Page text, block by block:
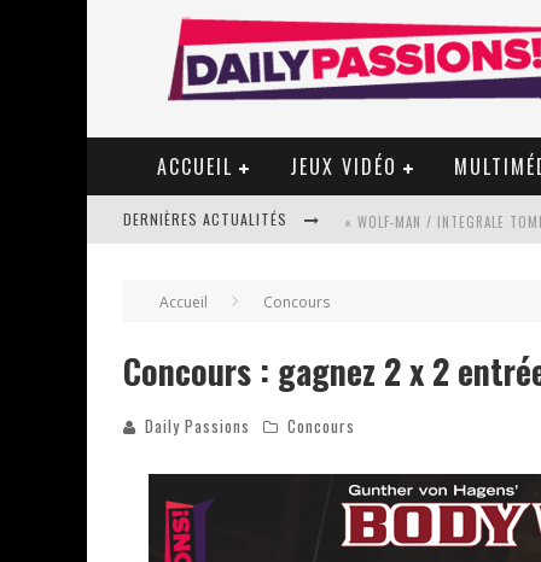
ACCUEIL JEUX VIDÉO
DERNIÈRES ACTUALITÉS « WOLF-MAN / INTEGRALE
STAR FOX
PSYRIVER 2026 : LA MAGIE
« MOFUSAND / PARLER
Accueil Concours
Concours : gagnez 2 x 2
Daily Passions Concours